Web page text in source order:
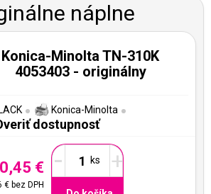
náplne
Konica-Minolta TN-310K
4053403 - originálny
Konica-Minolta
dostupnosť
€
€ bez DPH
- +